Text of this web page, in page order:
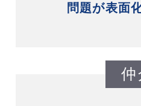
問題が表面
仲